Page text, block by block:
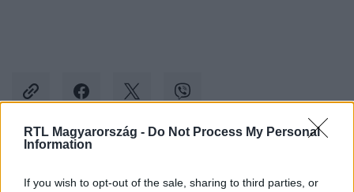
RTL Magyarország - Do Not Process My Personal
Information
If you wish to opt-out of the sale, sharing to third parties, or
Facebookon is!